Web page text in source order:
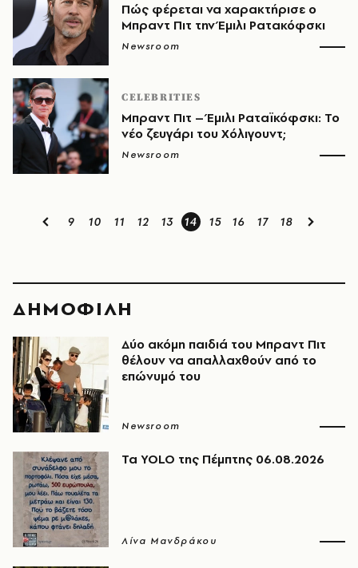
Πώς φέρεται να χαρακτήρισε ο
Μπραντ Πιτ την Έμιλι Ρατακόφσκι
Newsroom
CELEBRITIES
Μπραντ Πιτ – Έμιλι Ραταϊκόφσκι: To
νέο ζευγάρι του Χόλιγουντ;
Newsroom
9 10 11 12 13 14 15 16 17 18
ΔΗΜΟΦΙΛΗ
Δύο ακόμη παιδιά του Μπραντ Πιτ
θέλουν να απαλλαχθούν από το
επώνυμό του
Newsroom
Τα YOLO της Πέμπτης 06.08.2026
Λίνα Μανδράκου